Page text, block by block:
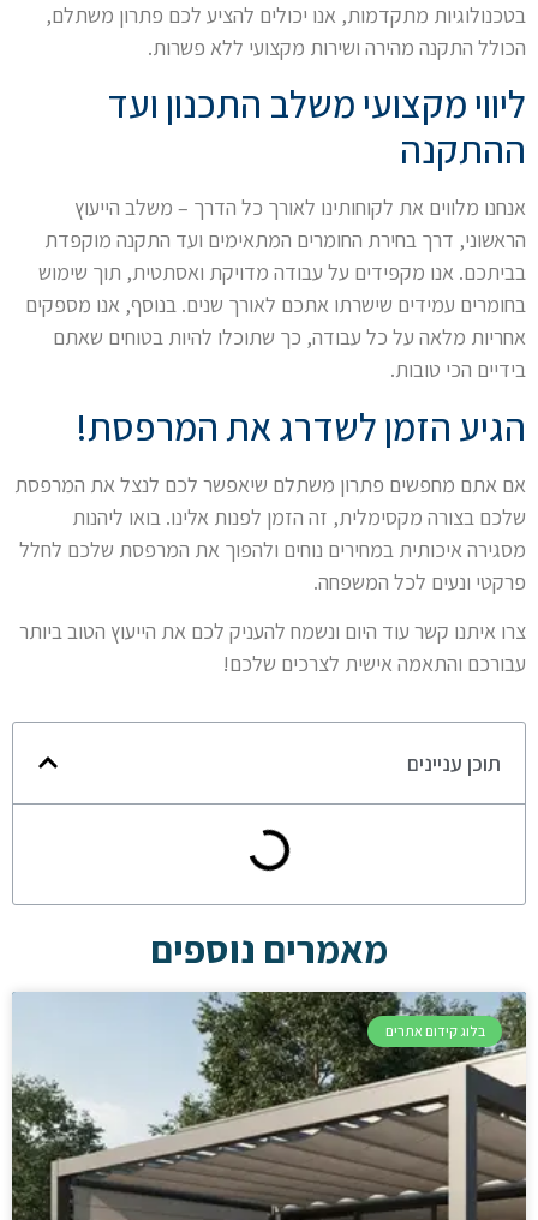
בטכנולוגיות מתקדמות, אנו יכולים להציע לכם פתרון משתלם,
הכולל התקנה מהירה ושירות מקצועי ללא פשרות.
ליווי מקצועי משלב התכנון ועד
ההתקנה
אנחנו מלווים את לקוחותינו לאורך כל הדרך – משלב הייעוץ
הראשוני, דרך בחירת החומרים המתאימים ועד התקנה מוקפדת
בביתכם. אנו מקפידים על עבודה מדויקת ואסתטית, תוך שימוש
בחומרים עמידים שישרתו אתכם לאורך שנים. בנוסף, אנו מספקים
אחריות מלאה על כל עבודה, כך שתוכלו להיות בטוחים שאתם
בידיים הכי טובות.
הגיע הזמן לשדרג את המרפסת!
אם אתם מחפשים פתרון משתלם שיאפשר לכם לנצל את המרפסת
שלכם בצורה מקסימלית, זה הזמן לפנות אלינו. בואו ליהנות
מסגירה איכותית במחירים נוחים ולהפוך את המרפסת שלכם לחלל
פרקטי ונעים לכל המשפחה.
צרו איתנו קשר עוד היום ונשמח להעניק לכם את הייעוץ הטוב ביותר
עבורכם והתאמה אישית לצרכים שלכם!
תוכן עניינים
מאמרים נוספים
בלוג קידום אתרים